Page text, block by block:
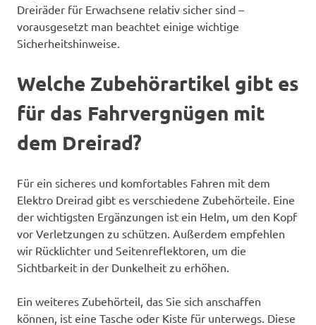
Dreiräder für Erwachsene relativ sicher sind –
vorausgesetzt man beachtet einige wichtige
Sicherheitshinweise.
Welche Zubehörartikel gibt es
für das Fahrvergnügen mit
dem Dreirad?
Für ein sicheres und komfortables Fahren mit dem
Elektro Dreirad gibt es verschiedene Zubehörteile. Eine
der wichtigsten Ergänzungen ist ein Helm, um den Kopf
vor Verletzungen zu schützen. Außerdem empfehlen
wir Rücklichter und Seitenreflektoren, um die
Sichtbarkeit in der Dunkelheit zu erhöhen.
Ein weiteres Zubehörteil, das Sie sich anschaffen
können, ist eine Tasche oder Kiste für unterwegs. Diese